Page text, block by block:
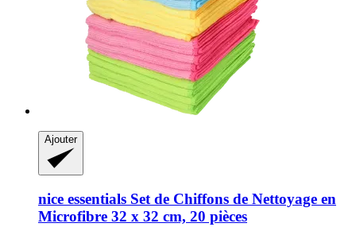
Ajouter
nice essentials Set de Chiffons de Nettoyage en
Microfibre 32 x 32 cm, 20 pièces